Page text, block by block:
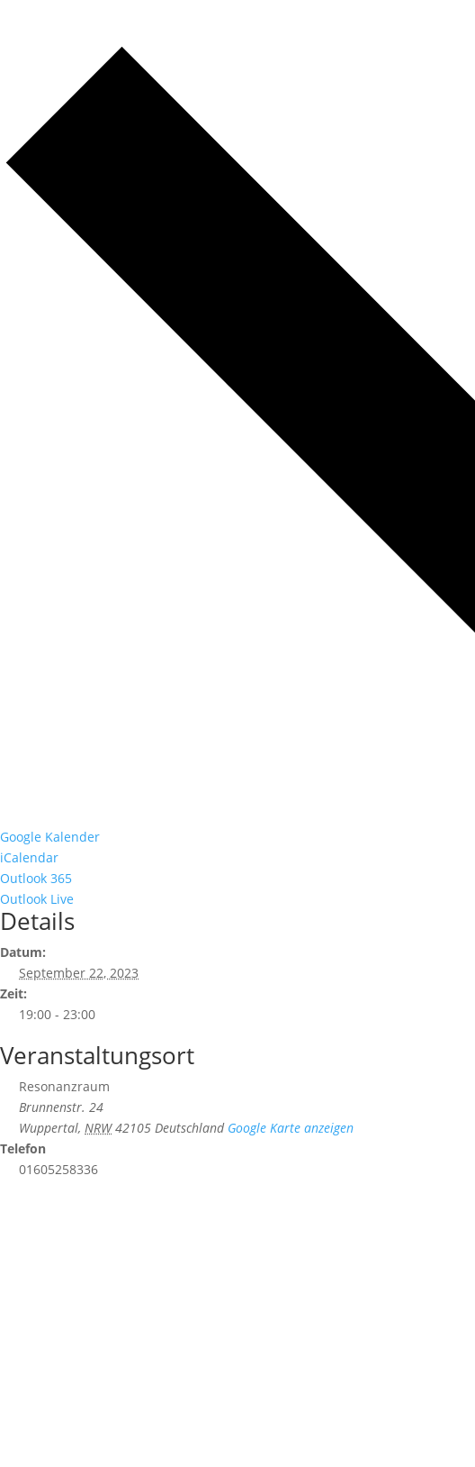
Google Kalender
iCalendar
Outlook 365
Outlook Live
Details
Datum:
September 22, 2023
Zeit:
19:00 - 23:00
Veranstaltungsort
Resonanzraum
Brunnenstr. 24
Wuppertal, NRW 42105 Deutschland Google Karte anzeigen
Telefon
01605258336